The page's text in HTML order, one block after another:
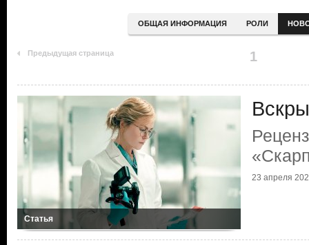
ОБЩАЯ ИНФОРМАЦИЯ РОЛИ
Предыдущая страница 1
Статья
23 апреля